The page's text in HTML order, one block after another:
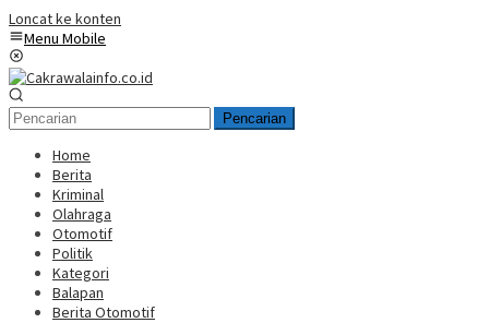
Loncat ke konten
Menu Mobile
Pencarian
Home
Berita
Kriminal
Olahraga
Otomotif
Politik
Kategori
Balapan
Berita Otomotif